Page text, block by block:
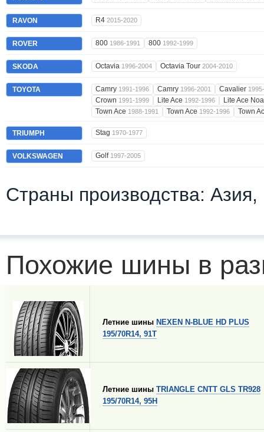
RAVON R4 2015-2020
ROVER 800 1986-1991 800 1992-1999
SKODA Octavia 1996-2004 Octavia Tour 2004-2010
TOYOTA Camry 1991-1996 Camry 1996-2001 Cavalier
Crown 1991-1999 Lite Ace 1992-1996
Lite Ace
Town Ace 1988-1991 Town Ace 1992-1996 Town
TRIUMPH Stag 1970-1977
VOLKSWAGEN Golf 1997-2005
Страны производства: Азия,
Похожие шины в
Летние шины NEXEN N-BLUE HD PLUS
195/70R14, 91T
Летние шины TRIANGLE CNTT GLS TR928
195/70R14, 95H